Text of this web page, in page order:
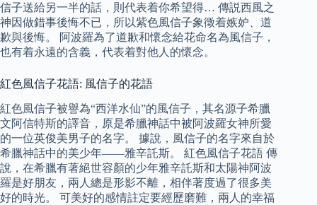
信子送給另一半的話，則代表着你希望得… 傳説西風之
神因做錯事後悔不已，所以紫色風信子象徵着嫉妒、道
歉與後悔。 阿波羅為了道歉和懷念給花命名為風信子，
也有着永遠的含義，代表着對他人的懷念。
紅色風信子花語: 風信子的花語
紅色風信子被譽為“西洋水仙”的風信子，其名源子希臘
文阿信特斯的譯音，原是希臘神話中被阿波羅女神所愛
的一位英俊美男子的名字。 據說，風信子的名字來自於
希臘神話中的美少年——雅辛託斯。 紅色風信子花語 傳
說，在希臘有著絕世容顏的少年雅辛託斯和太陽神阿波
羅是好朋友，兩人總是形影不離，相伴著度過了很多美
好的時光。 可美好的感情註定要經歷磨難，兩人的幸福